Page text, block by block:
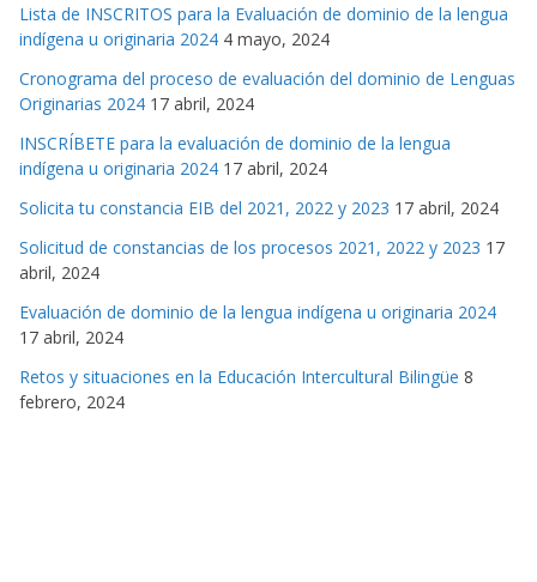
Lista de INSCRITOS para la Evaluación de dominio de la lengua
indígena u originaria 2024 4 mayo, 2024
Cronograma del proceso de evaluación del dominio de Lenguas
Originarias 2024 17 abril, 2024
INSCRÍBETE para la evaluación de dominio de la lengua
indígena u originaria 2024 17 abril, 2024
Solicita tu constancia EIB del 2021, 2022 y 2023 17 abril, 2024
Solicitud de constancias de los procesos 2021, 2022 y 2023 17
abril, 2024
Evaluación de dominio de la lengua indígena u originaria 2024
17 abril, 2024
Retos y situaciones en la Educación Intercultural Bilingüe 8
febrero, 2024